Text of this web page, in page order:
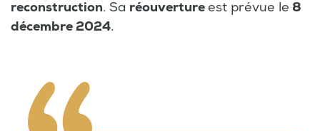
reconstruction. Sa réouvertureest prévue le 8
décembre 2024.